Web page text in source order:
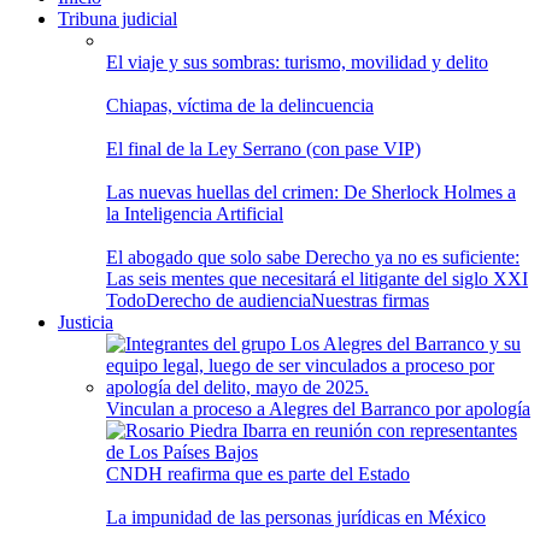
Tribuna judicial
El viaje y sus sombras: turismo, movilidad y delito
Chiapas, víctima de la delincuencia
El final de la Ley Serrano (con pase VIP)
Las nuevas huellas del crimen: De Sherlock Holmes a
la Inteligencia Artificial
El abogado que solo sabe Derecho ya no es suficiente:
Las seis mentes que necesitará el litigante del siglo XXI
TodoDerecho de audienciaNuestras firmas
Justicia
Vinculan a proceso a Alegres del Barranco por apología
CNDH reafirma que es parte del Estado
La impunidad de las personas jurídicas en México